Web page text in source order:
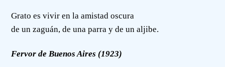
Grato es vivir en la amistad oscura
de un zaguán, de una parra y de un aljibe.
Fervor de Buenos Aires (1923)